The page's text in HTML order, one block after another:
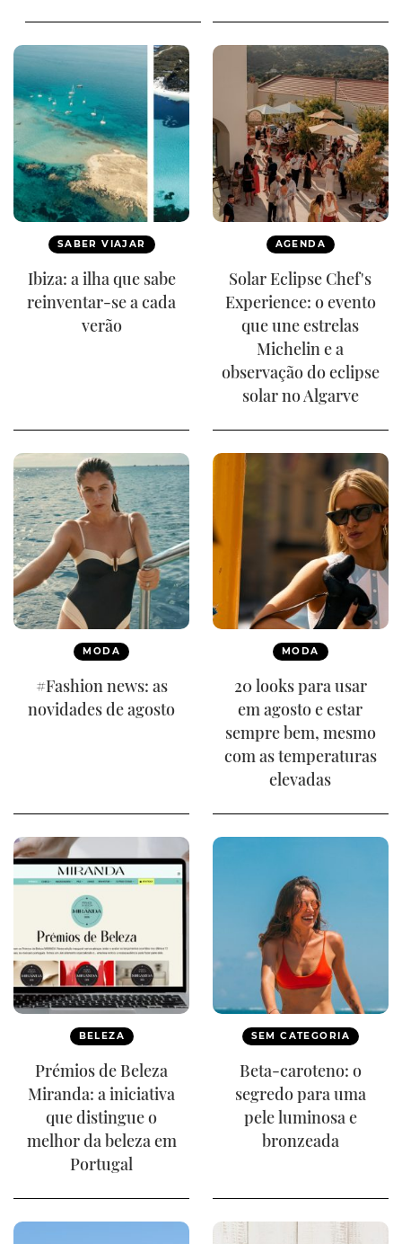
SABER VIAJAR
Ibiza: a ilha que sabe
reinventar-se a cada
verão
AGENDA
Solar Eclipse Chef's
Experience: o evento
que une estrelas
Michelin e a
observação do eclipse
solar no Algarve
MODA
#Fashion news: as
novidades de agosto
MODA
20 looks para usar
em agosto e estar
sempre bem, mesmo
com as temperaturas
elevadas
BELEZA
Prémios de Beleza
Miranda: a iniciativa
que distingue o
melhor da beleza em
Portugal
SEM CATEGORIA
Beta-caroteno: o
segredo para uma
pele luminosa e
bronzeada